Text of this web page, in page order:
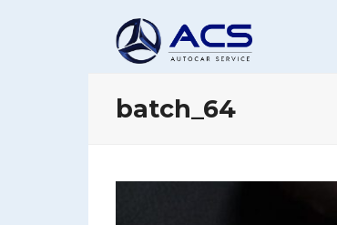
batch_64